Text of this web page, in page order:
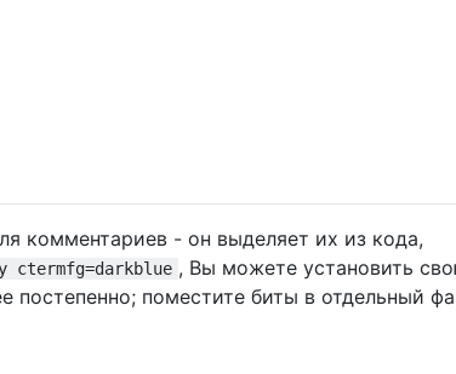
комментариев - он выделяет их из кода,
ctermfg=darkblue , Вы можете установить
постепенно; поместите биты в отдельный